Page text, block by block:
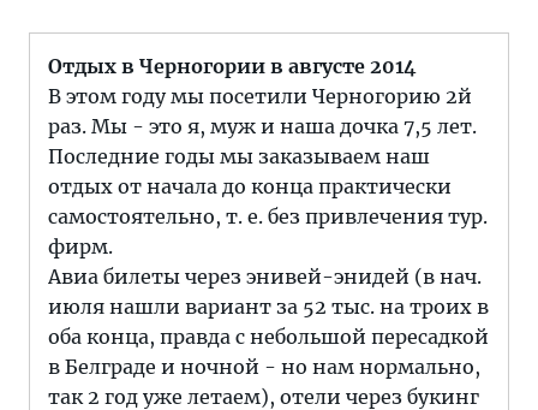
Отдых в Черногории в августе 2014
В этом году мы посетили Черногорию 2й
раз. Мы - это я, муж и наша дочка 7,5 лет.
Последние годы мы заказываем наш
отдых от начала до конца практически
самостоятельно, т. е. без привлечения тур.
фирм.
Авиа билеты через энивей-энидей (в нач.
июля нашли вариант за 52 тыс. на троих в
оба конца, правда с небольшой пересадкой
в Белграде и ночной - но нам нормально,
так 2 год уже летаем), отели через букинг